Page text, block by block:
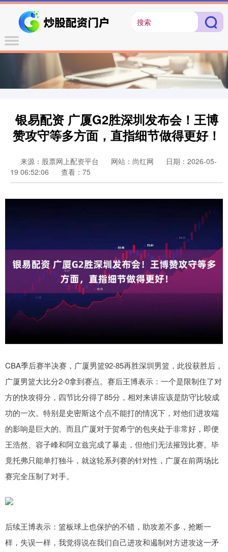
银易配资 广厦G2胜深圳发布会！王博
赞攻守等多方面，直指细节做得更好！
来源：股票网上配资平台 网站：尚红网
日期：2026-05-
19 06:52:06
查看：75
CBA季后赛半决赛，广厦男篮92-85再胜深圳男篮，此役获胜后，
广厦男篮大比分2-0拿到赛点。赛后王博表示：一个是限制住了对
方的快攻得分，四节比分得了85分，相对来讲应该是防守比较成
功的一次。特别是史密斯这个点不能打的情况下，对他们进攻端
的影响是巨大的。而且广厦对于贺希宁的包夹处于非常好，即便
王浩然、容子峰和阿立兹完成了暴走，但他们无法摧毁比赛。毕
竟托弗只能单打独斗，就这轮系列赛的针对性，广厦在前两场比
赛完全压制了对手。
后续王博表示：篮板球上也保护的不错，助攻差不多，抢断一
样，失误一样，我觉得说在我们自己进攻和遏制对方进攻这一矛